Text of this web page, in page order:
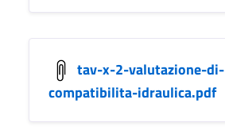
tav-x-2-valutazione-di-
compatibilita-idraulica.pdf